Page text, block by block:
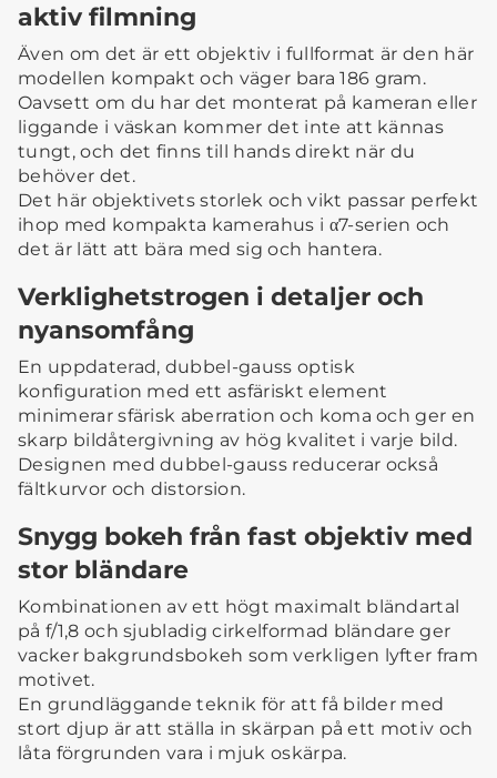
aktiv filmning
Även om det är ett objektiv i fullformat är den här
modellen kompakt och väger bara 186 gram.
Oavsett om du har det monterat på kameran eller
liggande i väskan kommer det inte att kännas
tungt, och det finns till hands direkt när du
behöver det.
Det här objektivets storlek och vikt passar perfekt
ihop med kompakta kamerahus i α7-serien och
det är lätt att bära med sig och hantera.
Verklighetstrogen i detaljer och
nyansomfång
En uppdaterad, dubbel-gauss optisk
konfiguration med ett asfäriskt element
minimerar sfärisk aberration och koma och ger en
skarp bildåtergivning av hög kvalitet i varje bild.
Designen med dubbel-gauss reducerar också
fältkurvor och distorsion.
Snygg bokeh från fast objektiv med
stor bländare
Kombinationen av ett högt maximalt bländartal
på f/1,8 och sjubladig cirkelformad bländare ger
vacker bakgrundsbokeh som verkligen lyfter fram
motivet.
En grundläggande teknik för att få bilder med
stort djup är att ställa in skärpan på ett motiv och
låta förgrunden vara i mjuk oskärpa.